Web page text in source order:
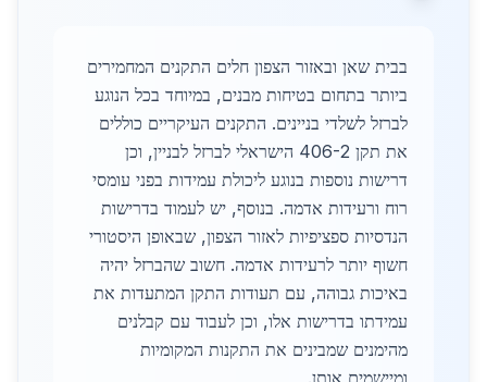
בבית שאן ובאזור הצפון חלים התקנים המחמירים
ביותר בתחום בטיחות מבנים, במיוחד בכל הנוגע
לברזל לשלדי בניינים. התקנים העיקריים כוללים
את תקן 406-2 הישראלי לברזל לבניין, וכן
דרישות נוספות בנוגע ליכולת עמידות בפני עומסי
רוח ורעידות אדמה. בנוסף, יש לעמוד בדרישות
הנדסיות ספציפיות לאזור הצפון, שבאופן היסטורי
חשוף יותר לרעידות אדמה. חשוב שהברזל יהיה
באיכות גבוהה, עם תעודות התקן המתעדות את
עמידתו בדרישות אלו, וכן לעבוד עם קבלנים
מהימנים שמבינים את התקנות המקומיות
ומיישמים אותן.